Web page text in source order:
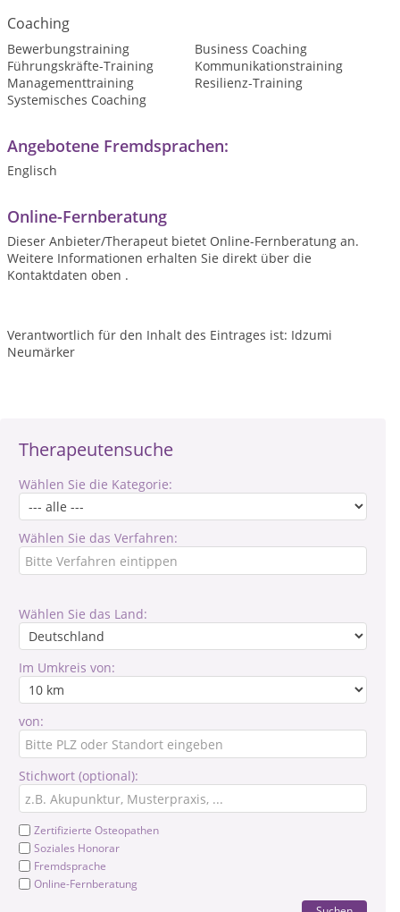
Therapeutensuche
Wählen Sie die Kategorie:
Wählen Sie das Verfahren:
Wählen Sie das Land:
Im Umkreis von:
von:
Stichwort (optional):
Zertifizierte Osteopathen
Soziales Honorar
Fremdsprache
Online-Fernberatung
Coaching
Bewerbungstraining
Business Coaching
Führungskräfte-Training
Kommunikationstraining
Managementtraining
Resilienz-Training
Systemisches Coaching
Angebotene Fremdsprachen:
Englisch
Online-Fernberatung
Dieser Anbieter/Therapeut bietet Online-Fernberatung an.
Weitere Informationen erhalten Sie direkt über die
Kontaktdaten oben .
Verantwortlich für den Inhalt des Eintrages ist: Idzumi
Neumärker